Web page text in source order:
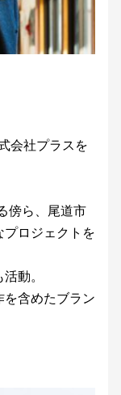
会社プラスを
傍ら、尾道市
ロジェクトを
動。
含めたブラン